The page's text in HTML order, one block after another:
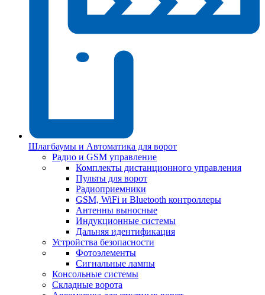
Шлагбаумы и Автоматика для ворот
Радио и GSM управление
Комплекты дистанционного управления
Пульты для ворот
Радиоприемники
GSM, WiFi и Bluetooth контроллеры
Антенны выносные
Индукционные системы
Дальняя идентификация
Устройства безопасности
Фотоэлементы
Сигнальные лампы
Консольные системы
Складные ворота